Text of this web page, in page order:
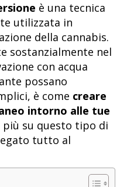
è una tecnica
utilizzata in
della cannabis.
sostanzialmente nel
con acqua
possano
è come creare
intorno alle tue
più su questo tipo di
tutto al